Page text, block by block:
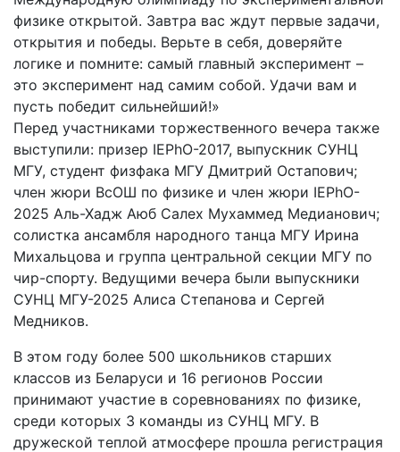
физике открытой. Завтра вас ждут первые задачи,
открытия и победы. Верьте в себя, доверяйте
логике и помните: самый главный эксперимент –
это эксперимент над самим собой. Удачи вам и
пусть победит сильнейший!»
Перед участниками торжественного вечера также
выступили: призер IEPhO-2017, выпускник СУНЦ
МГУ, студент физфака МГУ Дмитрий Остапович;
член жюри ВсОШ по физике и член жюри IEPhO-
2025 Аль-Хадж Аюб Салех Мухаммед Медианович;
солистка ансамбля народного танца МГУ Ирина
Михальцова и группа центральной секции МГУ по
чир-спорту. Ведущими вечера были выпускники
СУНЦ МГУ-2025 Алиса Степанова и Сергей
Медников.
В этом году более 500 школьников старших
классов из Беларуси и 16 регионов России
принимают участие в соревнованиях по физике,
среди которых 3 команды из СУНЦ МГУ. В
дружеской теплой атмосфере прошла регистрация